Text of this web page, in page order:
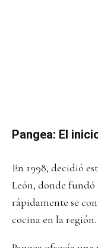
Pangea: El
En 1998, decidió
León, donde fundó
rápidamente se
cocina en la región.